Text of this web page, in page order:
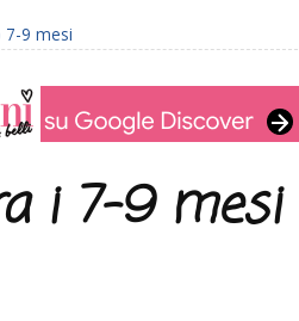
7-9 mesi
i 7-9 mesi